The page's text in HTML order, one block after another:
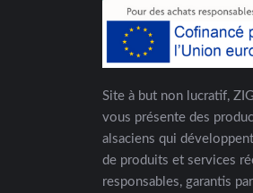
Site à but non lucratif,
vous présente des
alsaciens qui
de produits et services
responsables, garantis